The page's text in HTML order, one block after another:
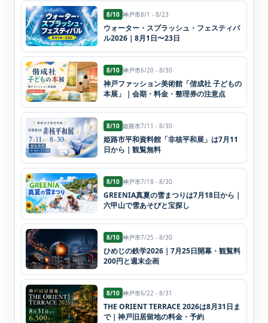
8/10 神戸市8/1 - 8/23
ウォーター・スプラッシュ・フェスティバ
ル2026｜8月1日〜23日
8/10 神戸市6/20 - 8/30
神戸ファッション美術館「偕成社 子どもの
本展」｜会期・料金・整理券の注意点
8/10 姫路市7/11 - 8/30
姫路市平和資料館「非核平和展」は7月11
日から｜観覧無料
8/10 神戸市7/18 - 8/30
GREENIA真夏の雪まつりは7月18日から｜
六甲山で雪あそびと宝探し
8/10 神戸市7/25 - 8/30
ひめじの鉄学2026｜7月25日開幕・観覧料
200円と週末企画
8/10 神戸市6/22 - 8/31
THE ORIENT TERRACE 2026は8月31日ま
で｜神戸旧居留地の料金・予約